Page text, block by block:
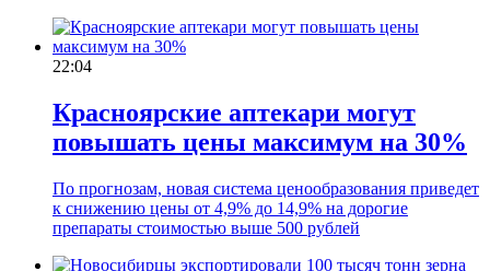
22:04
Красноярские аптекари могут
повышать цены максимум на 30%
По прогнозам, новая система ценообразования приведет
к снижению цены от 4,9% до 14,9% на дорогие
препараты стоимостью выше 500 рублей